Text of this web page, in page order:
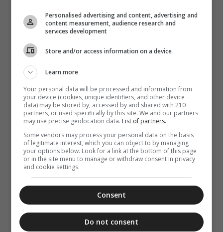
Personalised advertising and content, advertising and
content measurement, audience research and
services development
Store and/or access information on a device
Learn more
Your personal data will be processed and information from
your device (cookies, unique identifiers, and other device
data) may be stored by, accessed by and shared with 210
partners, or used specifically by this site. We and our partners
may use precise geolocation data. List of partners.
Some vendors may process your personal data on the basis
of legitimate interest, which you can object to by managing
your options below. Look for a link at the bottom of this page
or in the site menu to manage or withdraw consent in privacy
and cookie settings.
Consent
Do not consent